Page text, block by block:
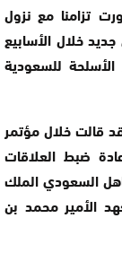
تزامنا مع نزول
خلال الأسابيع
للسعودية
قالت خلال مؤتمر
ضبط العلاقات
السعودي الملك
الأمير محمد بن